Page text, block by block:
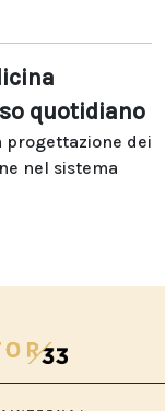
quotidiano
dei
nel sistema